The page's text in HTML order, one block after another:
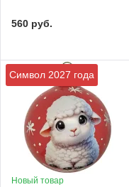
560 руб.
Символ 2027 года
Новый товар